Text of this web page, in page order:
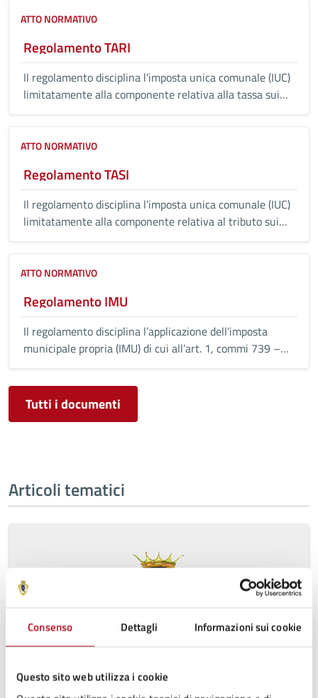
Consenso Dettagli Informazioni sui cookie
Questo sito web utilizza i cookie
ATTO NORMATIVO
Regolamento TARI
Il regolamento disciplina l’imposta unica comunale (IUC)
limitatamente alla componente relativa alla tassa sui
rifiuti (TARI).
ATTO NORMATIVO
Regolamento TASI
Il regolamento disciplina l’imposta unica comunale (IUC)
limitatamente alla componente relativa al tributo sui
servizi indivisibili (TASI) di cui alla legge 27 dicembre
2013, n. 147, e successive modificazioni ed integrazioni.
ATTO NORMATIVO
Regolamento IMU
Il regolamento disciplina l’applicazione dell’imposta
municipale propria (IMU) di cui all’art. 1, commi 739 –
783 della Legge 27 dicembre 2019 n.160
Tutti i documenti
Articoli tematici